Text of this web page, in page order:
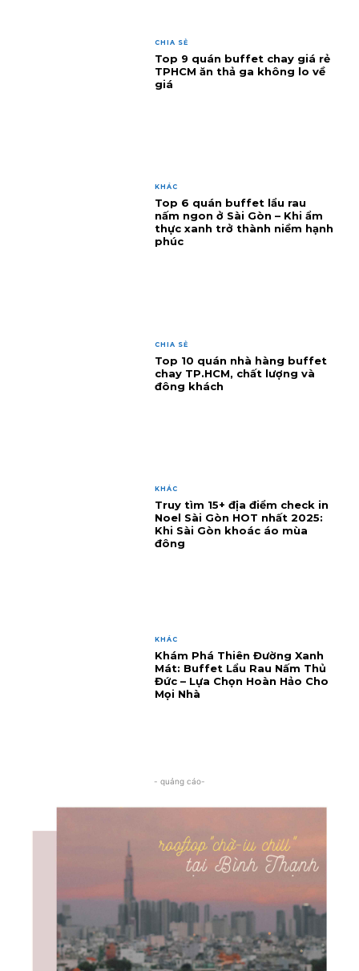
CHIA SẺ
Top 9 quán buffet chay giá rẻ
TPHCM ăn thả ga không lo về
giá
KHÁC
Top 6 quán buffet lẩu rau
nấm ngon ở Sài Gòn – Khi ẩm
thực xanh trở thành niềm hạnh
phúc
CHIA SẺ
Top 10 quán nhà hàng buffet
chay TP.HCM, chất lượng và
đông khách
KHÁC
Truy tìm 15+ địa điểm check in
Noel Sài Gòn HOT nhất 2025:
Khi Sài Gòn khoác áo mùa
đông
KHÁC
Khám Phá Thiên Đường Xanh
Mát: Buffet Lẩu Rau Nấm Thủ
Đức – Lựa Chọn Hoàn Hảo Cho
Mọi Nhà
- quảng cáo-